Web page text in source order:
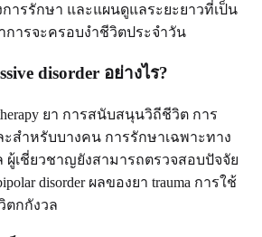
การรักษา และแผนดูแลระยะยาวที่เป็น
การจะครอบงำชีวิตประจำวัน
disorder อย่างไร?
ยา การสนับสนุนวิถีชีวิต การ
สำหรับบางคน การรักษาเฉพาะทาง
ผู้เชี่ยวชาญยังสามารถตรวจสอบปัจจัย
disorder ผลของยา trauma การใช้
ตกกังวล